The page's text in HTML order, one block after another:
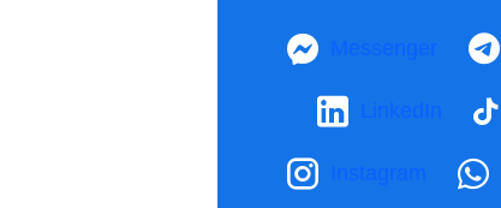
Messenger
LinkedIn
Instagram